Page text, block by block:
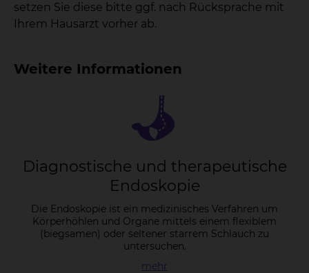
setzen Sie diese bitte ggf. nach Rücksprache mit
Ihrem Hausarzt vorher ab.
Weitere Informationen
Dia­gnos­ti­sche und the­ra­peu­ti­sche
En­do­sko­pie
Die Endoskopie ist ein medizinisches Verfahren um
Körperhöhlen und Organe mittels einem flexiblem
(biegsamen) oder seltener starrem Schlauch zu
untersuchen.
mehr